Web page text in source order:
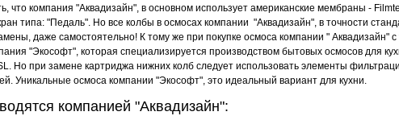
что компания "Аквадизайн", в основном использует американские мембраны -
типа: "Педаль". Но все колбы в осмосах компании "Аквадизайн", в точности
даже самостоятельно! К тому же при покупке осмоса компании " Аквадизайн"
"Экософт", которая специализируется производством бытовых осмосов для
Но при замене картриджа нижних колб следует использовать элементы
Уникальные осмоса компании "Экософт", это идеальный вариант для кухни.
компанией "Аквадизайн":